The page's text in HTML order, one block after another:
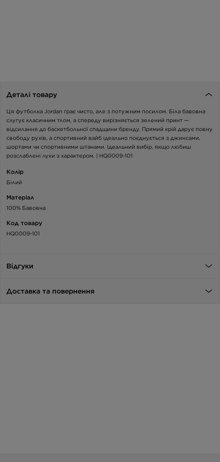
Деталі товару
Ця футболка Jordan грає чисто, але з потужним посилом. Біла бавовна
слугує класичним тлом, а спереду вирізняється зелений принт —
відсилання до баскетбольної спадщини бренду. Прямий крій дарує повну
свободу рухів, а спортивний вайб ідеально поєднується з джинсами,
шортами чи спортивними штанами. Ідеальний вибір, якщо любиш
розслаблені луки з характером. | HQ0009-101
Колір
Білий
Матеріал
100% Бавовна
Код товару
HQ0009-101
Відгуки
Доставка та повернення